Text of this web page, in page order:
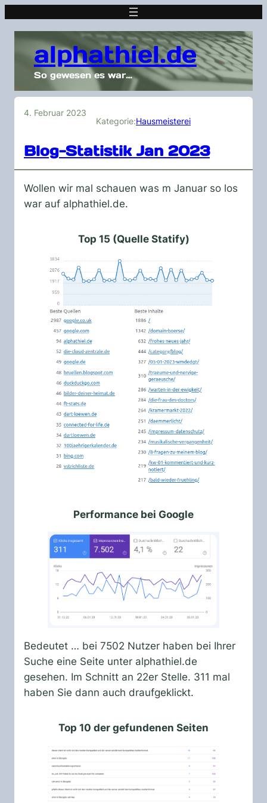
alphathiel.de
So gewesen es war…
4. Februar 2023
Kategorie:Hausmeisterei
Blog-Statistik Jan 2023
Wollen wir mal schauen was m Januar so los
war auf alphathiel.de.
Top 15 (Quelle Statify)
Performance bei Google
Bedeutet … bei 7502 Nutzer haben bei Ihrer
Suche eine Seite unter alphathiel.de
gesehen. Im Schnitt an 22er Stelle. 311 mal
haben Sie dann auch draufgeklickt.
Top 10 der gefundenen Seiten